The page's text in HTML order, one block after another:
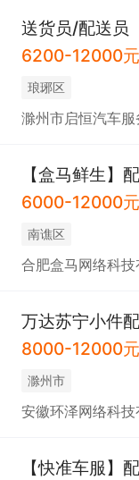
送货员/配送员
6200-12000
琅琊区
滁州市启恒汽车服
【盒马鲜生】
6000-12000
南谯区
合肥盒马网络科
万达苏宁小件
8000-12000
滁州市
安徽环泽网络科
【快准车服】